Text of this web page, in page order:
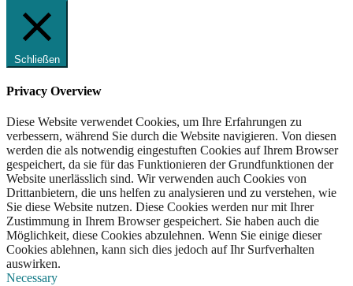
Schließen
Privacy Overview
Diese Website verwendet Cookies, um Ihre Erfahrungen zu
verbessern, während Sie durch die Website navigieren. Von diesen
werden die als notwendig eingestuften Cookies auf Ihrem Browser
gespeichert, da sie für das Funktionieren der Grundfunktionen der
Website unerlässlich sind. Wir verwenden auch Cookies von
Drittanbietern, die uns helfen zu analysieren und zu verstehen, wie
Sie diese Website nutzen. Diese Cookies werden nur mit Ihrer
Zustimmung in Ihrem Browser gespeichert. Sie haben auch die
Möglichkeit, diese Cookies abzulehnen. Wenn Sie einige dieser
Cookies ablehnen, kann sich dies jedoch auf Ihr Surfverhalten
auswirken.
Necessary